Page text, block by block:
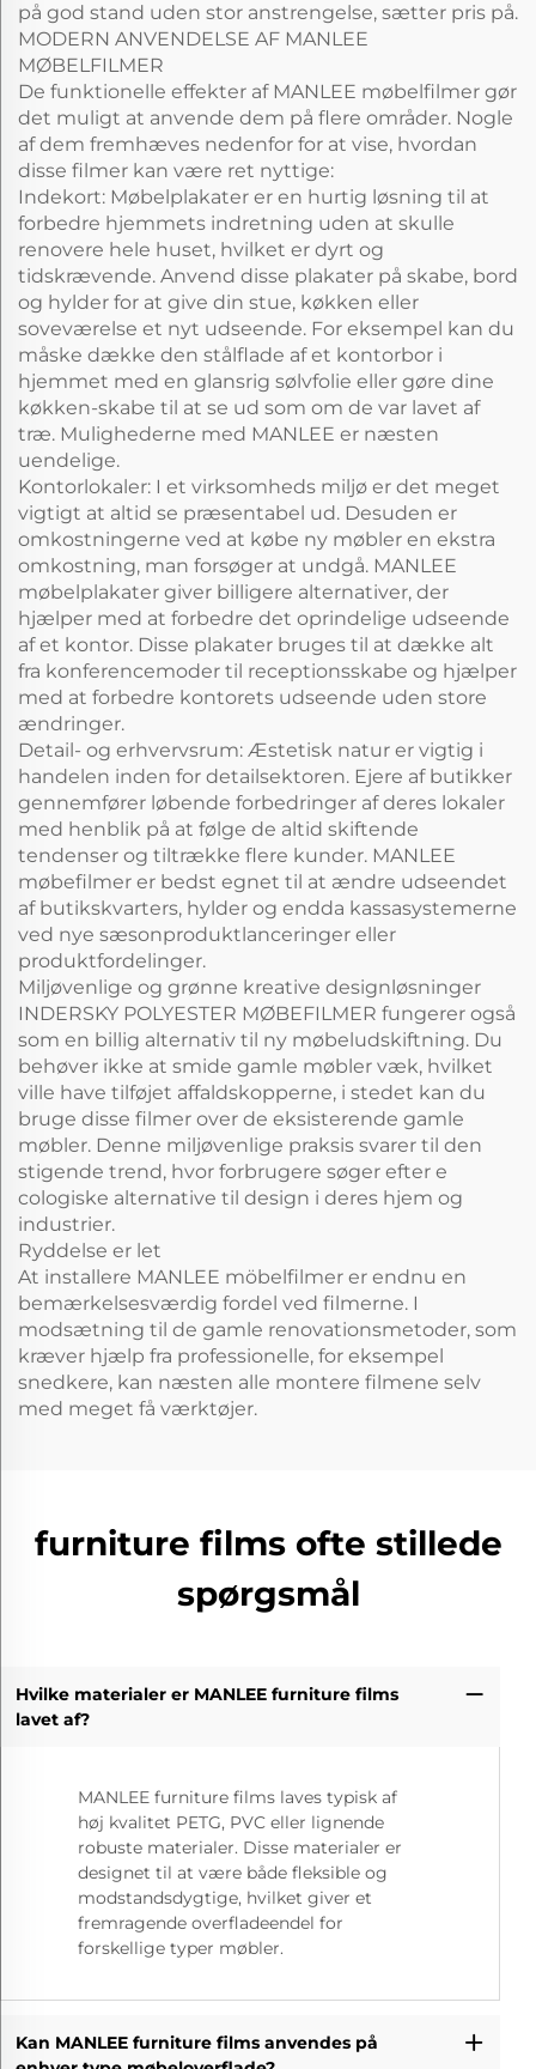
på god stand uden stor anstrengelse, sætter pris på.
MODERN ANVENDELSE AF MANLEE
MØBELFILMER
De funktionelle effekter af MANLEE møbelfilmer gør
det muligt at anvende dem på flere områder. Nogle
af dem fremhæves nedenfor for at vise, hvordan
disse filmer kan være ret nyttige:
Indekort: Møbelplakater er en hurtig løsning til at
forbedre hjemmets indretning uden at skulle
renovere hele huset, hvilket er dyrt og
tidskrævende. Anvend disse plakater på skabe, bord
og hylder for at give din stue, køkken eller
soveværelse et nyt udseende. For eksempel kan du
måske dække den stålflade af et kontorbor i
hjemmet med en glansrig sølvfolie eller gøre dine
køkken-skabe til at se ud som om de var lavet af
træ. Mulighederne med MANLEE er næsten
uendelige.
Kontorlokaler: I et virksomheds miljø er det meget
vigtigt at altid se præsentabel ud. Desuden er
omkostningerne ved at købe ny møbler en ekstra
omkostning, man forsøger at undgå. MANLEE
møbelplakater giver billigere alternativer, der
hjælper med at forbedre det oprindelige udseende
af et kontor. Disse plakater bruges til at dække alt
fra konferencemoder til receptionsskabe og hjælper
med at forbedre kontorets udseende uden store
ændringer.
Detail- og erhvervsrum: Æstetisk natur er vigtig i
handelen inden for detailsektoren. Ejere af butikker
gennemfører løbende forbedringer af deres lokaler
med henblik på at følge de altid skiftende
tendenser og tiltrække flere kunder. MANLEE
møbefilmer er bedst egnet til at ændre udseendet
af butikskvarters, hylder og endda kassasystemerne
ved nye sæsonproduktlanceringer eller
produktfordelinger.
Miljøvenlige og grønne kreative designløsninger
INDERSKY POLYESTER MØBEFILMER fungerer også
som en billig alternativ til ny møbeludskiftning. Du
behøver ikke at smide gamle møbler væk, hvilket
ville have tilføjet affaldskopperne, i stedet kan du
bruge disse filmer over de eksisterende gamle
møbler. Denne miljøvenlige praksis svarer til den
stigende trend, hvor forbrugere søger efter e
cologiske alternative til design i deres hjem og
industrier.
Ryddelse er let
At installere MANLEE möbelfilmer er endnu en
bemærkelsesværdig fordel ved filmerne. I
modsætning til de gamle renovationsmetoder, som
kræver hjælp fra professionelle, for eksempel
snedkere, kan næsten alle montere filmene selv
med meget få værktøjer.
furniture films ofte stillede
spørgsmål
Hvilke materialer er MANLEE furniture films
lavet af?
MANLEE furniture films laves typisk af
høj kvalitet PETG, PVC eller lignende
robuste materialer. Disse materialer er
designet til at være både fleksible og
modstandsdygtige, hvilket giver et
fremragende overfladeendel for
forskellige typer møbler.
Kan MANLEE furniture films anvendes på